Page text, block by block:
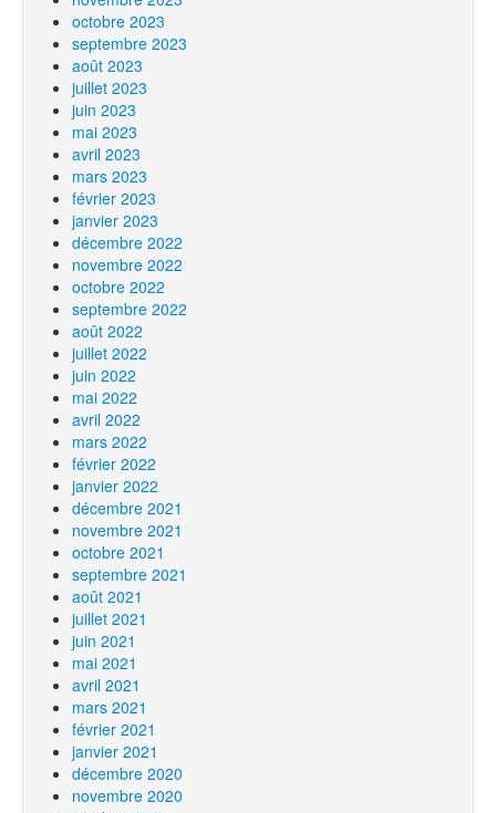
octobre 2023
septembre 2023
août 2023
juillet 2023
juin 2023
mai 2023
avril 2023
mars 2023
février 2023
janvier 2023
décembre 2022
novembre 2022
octobre 2022
septembre 2022
août 2022
juillet 2022
juin 2022
mai 2022
avril 2022
mars 2022
février 2022
janvier 2022
décembre 2021
novembre 2021
octobre 2021
septembre 2021
août 2021
juillet 2021
juin 2021
mai 2021
avril 2021
mars 2021
février 2021
janvier 2021
décembre 2020
novembre 2020